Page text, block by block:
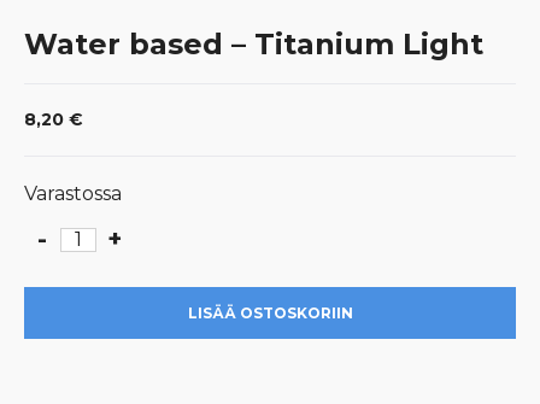
Water based – Titanium Light
8,20 €
Varastossa
-
Water
-
Light
+
LISÄÄ OSTOSKORIIN